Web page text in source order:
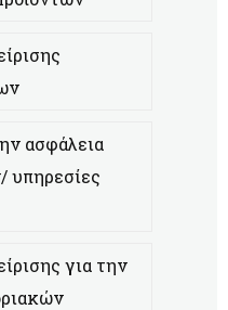
ασφάλεια
υπηρεσίες
για την